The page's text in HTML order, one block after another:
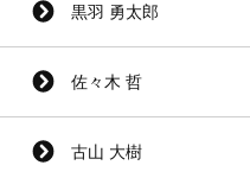
黒羽 勇太郎
佐々木 哲
古山 大樹